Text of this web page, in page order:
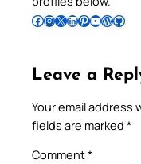
Follow Pradeep on Facebook Follow Pradeep on InstagramFollow Pradeep on X Follow Pradeep on LinkedIn Follow Pradeep on Pinterest Subscribe to Pradeep’s Youtube Channel Follow Pradeep on WordPress Follow Pradeep on GitHub
Leave a
Your email address
fields are marked *
Comment*